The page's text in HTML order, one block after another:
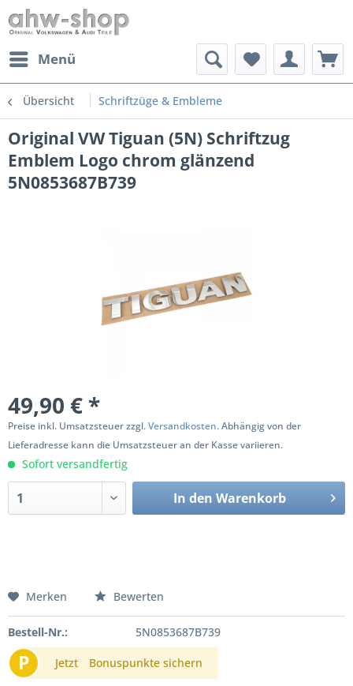
Menü
Übersicht Schriftzüge & Embleme
Original VW Tiguan (5N) Schriftzug
Emblem Logo chrom glänzend
5N0853687B739
49,90 € *
Preise inkl. Umsatzsteuer zzgl.Versandkosten. Abhängig von der
Lieferadresse kann die Umsatzsteuer an der Kasse variieren.
Sofort versandfertig
In den Warenkorb
Merken Bewerten
Bestell-Nr.: 5N0853687B739
P Jetzt Bonuspunkte sichern